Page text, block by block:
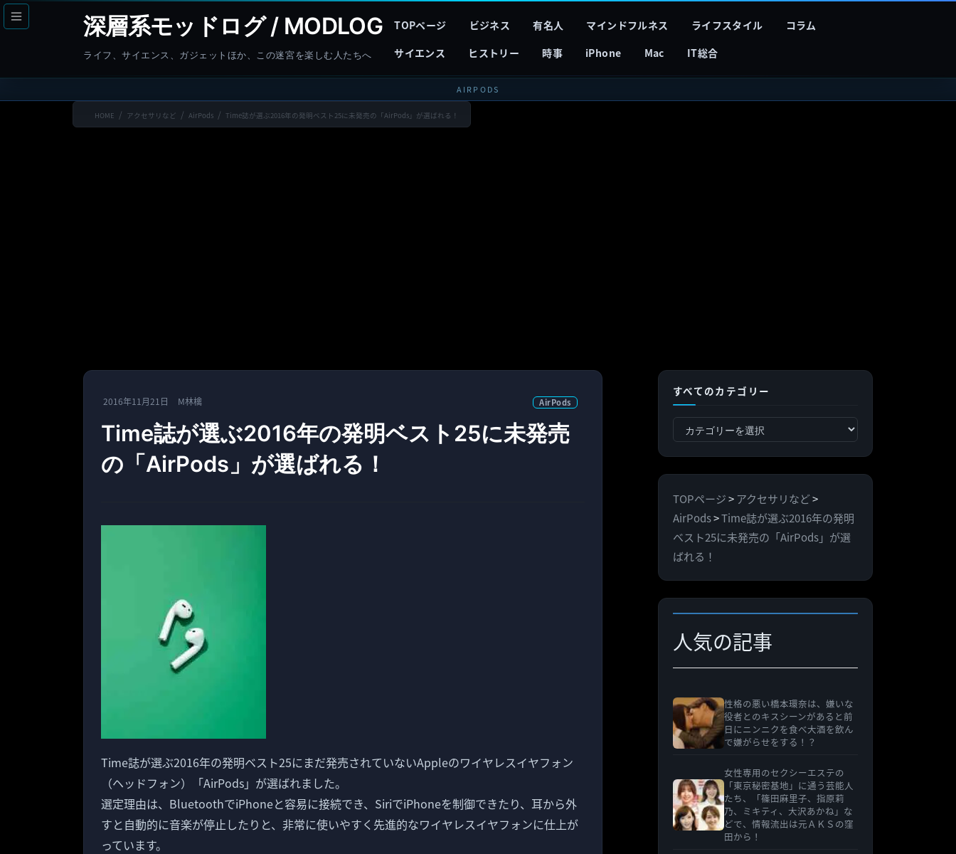
コ
ン
へ
ナ
ビ
ョ
深層系モッドログ / MODLOG
ライフ、サイエンス、ガジェットほか、この迷宮を楽しむ人たちへ
TOPページ ビジネス 有名人 マインドフルネス ライフスタイル
コラム
サイエンス
ヒストリー 時事 iPhone Mac IT総合
AIRPODS
HOME アクセサリなど AirPods Time誌が選ぶ2016年の発明ベスト25に未発売の「AirPods」が選ばれる！
2016年11月21日 M林檎 AirPods
Time誌が選ぶ2016年の発明ベスト25に未発売
の「AirPods」が選ばれる！
Time誌が選ぶ2016年の発明ベスト25にまだ発売されていないAppleのワイヤレスイヤフォン
（ヘッドフォン）「AirPods」が選ばれました。
選定理由は、BluetoothでiPhoneと容易に接続でき、SiriでiPhoneを制御できたり、耳から外
すと自動的に音楽が停止したりと、非常に使いやすく先進的なワイヤレスイヤフォンに仕上が
っています。
すべてのカテゴリー
べ
カ
テ
ゴ
リ
ー
TOPページ> アクセサリなど>
AirPods>Time誌が選ぶ2016年の発明
ベスト25に未発売の「AirPods」が選
ばれる！
人気の記事
性格の悪い橋本環奈は、嫌いな
役者とのキスシーンがあると前
日にニンニクを食べ大酒を飲ん
で嫌がらせをする！？
女性専用のセクシーエステの
「東京秘密基地」に通う芸能人
たち、「篠田麻里子、指原莉
乃、ミキティ、大沢あかね」な
どで、情報流出は元ＡＫＳの窪
田から！